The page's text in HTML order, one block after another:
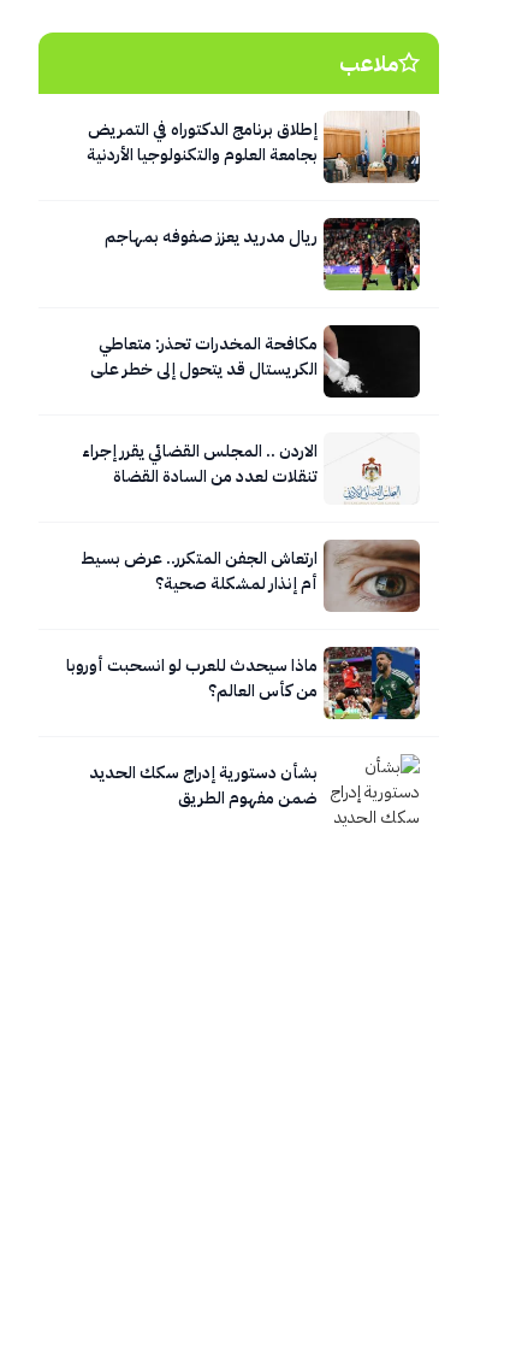
ملاعب
إطلاق برنامج الدكتوراه في التمريض
بجامعة العلوم والتكنولوجيا الأردنية
ريال مدريد يعزز صفوفه بمهاجم
مكافحة المخدرات تحذر: متعاطي
الكريستال قد يتحول إلى خطر على
الاردن .. المجلس القضائي يقرر إجراء
تنقلات لعدد من السادة القضاة
ارتعاش الجفن المتكرر.. عرض بسيط
أم إنذار لمشكلة صحية؟
ماذا سيحدث للعرب لو انسحبت أوروبا
من كأس العالم؟
بشأن دستورية إدراج سكك الحديد
ضمن مفهوم الطريق